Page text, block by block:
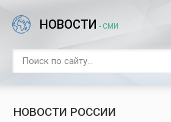
НОВОСТИ - СМИ
НОВОСТИ РОССИИ